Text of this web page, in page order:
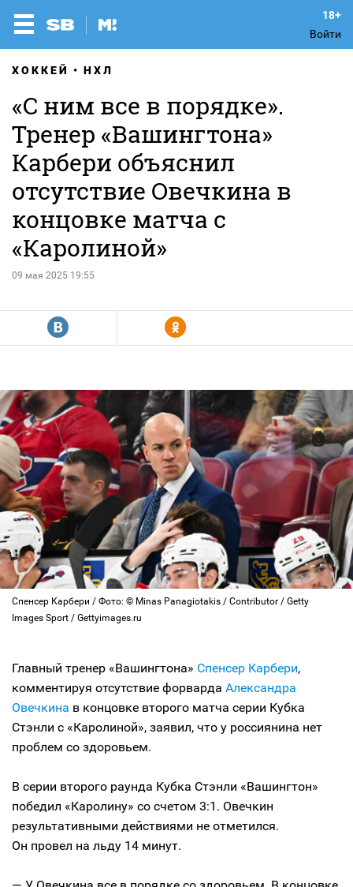
Войти
ХОККЕЙ НХЛ
«С ним все в порядке».
Тренер «Вашингтона»
Карбери объяснил
отсутствие Овечкина в
концовке матча с
«Каролиной»
09 мая 2025 19:55
R Y
Спенсер Карбери / Фото: © Minas Panagiotakis / Contributor / Getty
Images Sport / Gettyimages.ru
Главный тренер «Вашингтона» Спенсер Карбери,
комментируя отсутствие форварда Александра
Овечкина в концовке второго матча серии Кубка
Стэнли с «Каролиной», заявил, что у россиянина нет
проблем со здоровьем.
В серии второго раунда Кубка Стэнли «Вашингтон»
победил «Каролину» со счетом 3:1. Овечкин
результативными действиями не отметился.
Он провел на льду 14 минут.